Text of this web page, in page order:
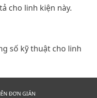
cho linh kiện này.
số kỹ thuật cho linh
ĐƠN GIẢN